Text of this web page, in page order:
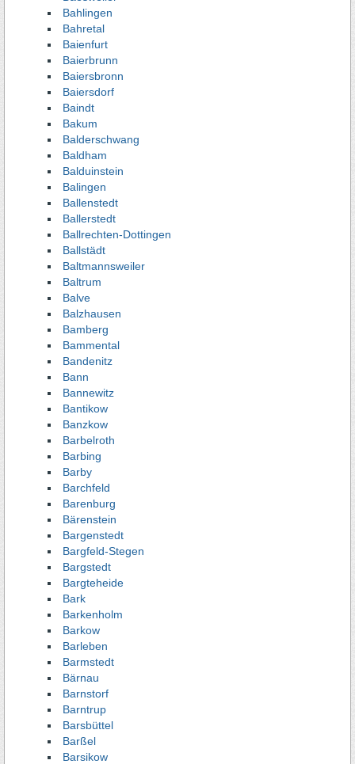
Bahlingen
Bahretal
Baienfurt
Baierbrunn
Baiersbronn
Baiersdorf
Baindt
Bakum
Balderschwang
Baldham
Balduinstein
Balingen
Ballenstedt
Ballerstedt
Ballrechten-Dottingen
Ballstädt
Baltmannsweiler
Baltrum
Balve
Balzhausen
Bamberg
Bammental
Bandenitz
Bann
Bannewitz
Bantikow
Banzkow
Barbelroth
Barbing
Barby
Barchfeld
Barenburg
Bärenstein
Bargenstedt
Bargfeld-Stegen
Bargstedt
Bargteheide
Bark
Barkenholm
Barkow
Barleben
Barmstedt
Bärnau
Barnstorf
Barntrup
Barsbüttel
Barßel
Barsikow